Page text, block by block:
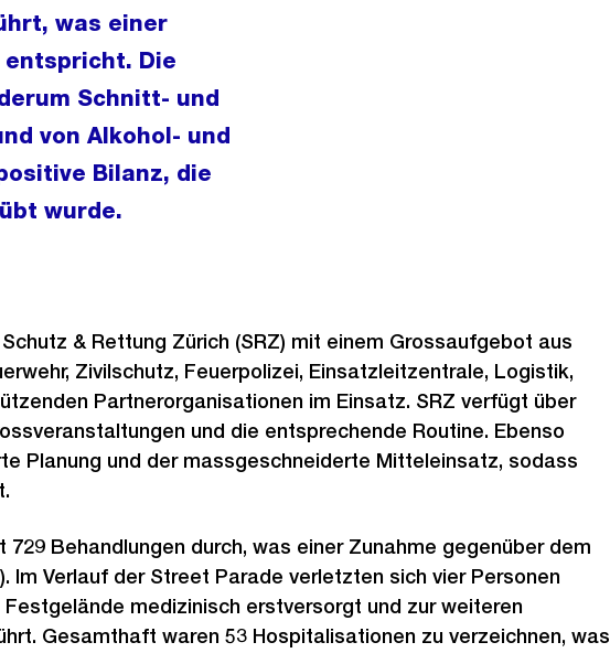
was einer
entspricht. Die
Schnitt- und
von Alkohol- und
Bilanz, die
wurde.
& Rettung Zürich (SRZ) mit einem Grossaufgebot aus
Zivilschutz, Feuerpolizei, Einsatzleitzentrale, Logistik,
Partnerorganisationen im Einsatz. SRZ verfügt über
und die entsprechende Routine. Ebenso
Planung und der massgeschneiderte Mitteleinsatz, sodass
Behandlungen durch, was einer Zunahme gegenüber dem
Im Verlauf der Street Parade verletzten sich vier Personen
Festgelände medizinisch erstversorgt und zur weiteren
Gesamthaft waren 53 Hospitalisationen zu verzeichnen, was